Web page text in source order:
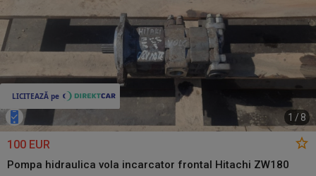
1 / 8
100 EUR
Pompa hidraulica vola incarcator frontal Hitachi ZW180